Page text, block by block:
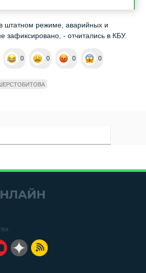
штатном режиме, аварийных и
зафиксировано, - отчитались в КБУ.
0 0 0 0
ШЕРСТОБИТОВА